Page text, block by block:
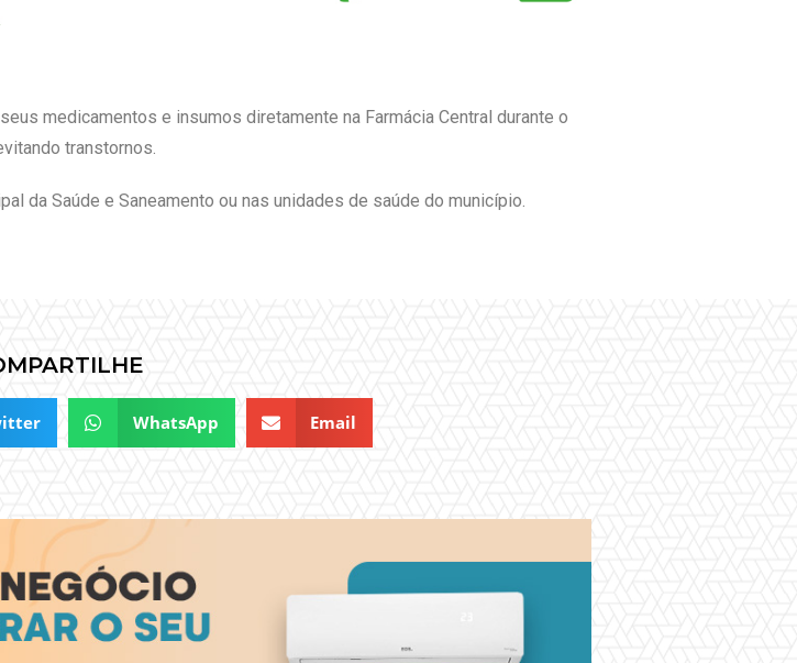
medicamentos e insumos diretamente na Farmácia Central durante o
transtornos.
da Saúde e Saneamento ou nas unidades de saúde do município.
WhatsApp Email